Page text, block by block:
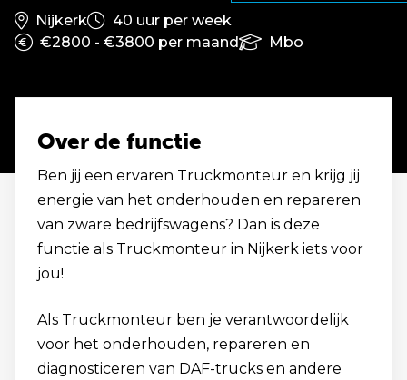
Nijkerk
40 uur per week
€2800 - €3800 per maand
Mbo
Over de functie
Ben jij een ervaren Truckmonteur en krijg jij
energie van het onderhouden en repareren
van zware bedrijfswagens? Dan is deze
functie als Truckmonteur in Nijkerk iets voor
jou!
Als Truckmonteur ben je verantwoordelijk
voor het onderhouden, repareren en
diagnosticeren van DAF-trucks en andere